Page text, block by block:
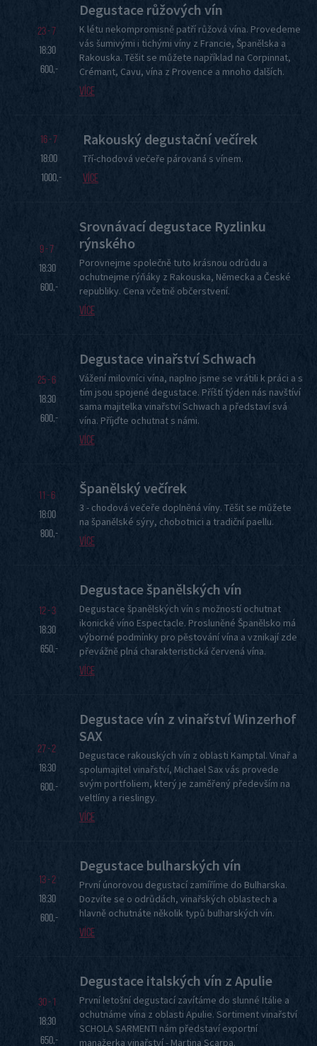
NENECHTE SI UJÍT NAŠE DEGUSTACE
Každou degustací, kterou řídí náš zkušený sommeliér, vás chceme
inspirovat k dalšímu poznávání kvalitních vín nejrozmanitějších chutí
a odrůd. Degustovaná vína si můžete zakoupit přímo na místě nebo
online v e-shopu.
Do e-shopu Polední menu
Rauty a jiné oslavy
REZERVOVAT STŮL
23 - 7
18:30
600,-
Degustace růžových vín
K létu nekompromisně patří růžová vína. Provedeme
vás šumivými i tichými víny z Francie, Španělska a
Rakouska. Těšit se můžete například na Corpinnat,
Crémant, Cavu, vína z Provence a mnoho dalších.
Více
16 - 7
18:00
1000,-
Rakouský degustační večírek
Tří-chodová večeře párovaná s vínem.
Více
9 - 7
18:30
600,-
Srovnávací degustace Ryzlinku
rýnského
Porovnejme společně tuto krásnou odrůdu a
ochutnejme rýňáky z Rakouska, Německa a České
republiky. Cena včetně občerstvení.
Více
25 - 6
18:30
600,-
Degustace vinařství Schwach
Vážení milovníci vína, naplno jsme se vrátili k práci a s
tím jsou spojené degustace. Příští týden nás navštíví
sama majitelka vinařství Schwach a představí svá
vína. Příjďte ochutnat s námi.
Více
11 - 6
18:00
800,-
Španělský večírek
3 - chodová večeře doplněná víny. Těšit se můžete
na španělské sýry, chobotnici a tradiční paellu.
Více
12 - 3
18:30
650,-
Degustace španělských vín
Degustace španělských vín s možností ochutnat
ikonické víno Espectacle. Prosluněné Španělsko má
výborné podmínky pro pěstování vína a vznikají zde
převážně plná charakteristická červená vína.
Více
27 - 2
18:30
600,-
Degustace vín z vinařství Winzerhof
SAX
Degustace rakouských vín z oblasti Kamptal. Vinař a
spolumajitel vinařství, Michael Sax vás provede
svým portfoliem, který je zaměřený především na
veltlíny a rieslingy.
Více
13 - 2
18:30
600,-
Degustace bulharských vín
První únorovou degustací zamíříme do Bulharska.
Dozvíte se o odrůdách, vinařských oblastech a
hlavně ochutnáte několik typů bulharských vín.
Více
30 - 1
18:30
650,-
Degustace italských vín z Apulie
První letošní degustací zavítáme do slunné Itálie a
ochutnáme vína z oblasti Apulie. Sortiment vinařství
SCHOLA SARMENTI nám představí exportní
manažerka vinařství - Martina Scarpa.